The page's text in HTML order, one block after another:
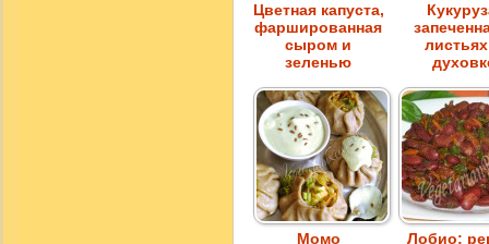
Цветная капуста,
фаршированная
сыром и
зеленью
Момо
Лобио: